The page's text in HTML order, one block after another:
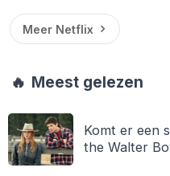
Meer Netflix
🔥 Meest gelezen
Komt er een
the Walter